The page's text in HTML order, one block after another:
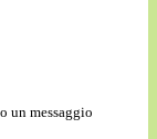
un messaggio